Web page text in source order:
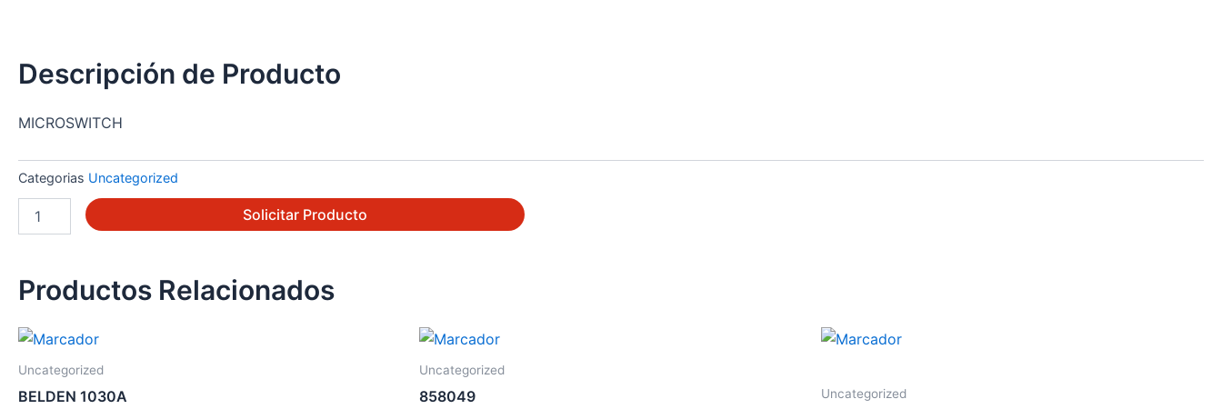
Descripción de Producto
MICROSWITCH
Categorias Uncategorized
2RL-
Solicitar Producto
Productos Relacionados
Uncategorized
BELDEN 1030A
Uncategorized
858049 Uncategorized